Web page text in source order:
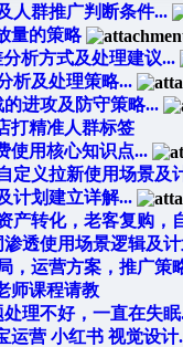
人群推广判断条件...
量的策略
析方式及处理建议...
析及处理策略...
进攻及防守策略...
打精准人群标签
使用核心知识点...
定义拉新使用场景及
计划建立详解...
产转化，老客复购，
透使用场景逻辑及计
，运营方案，推广策
师课程请教
理不好，一直在失眠
运营 小红书 视觉设计